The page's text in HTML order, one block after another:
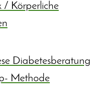
/ Körperliche
Diabetesberatung
Methode